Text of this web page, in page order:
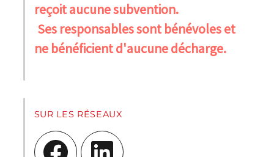
reçoit aucune subvention.
Ses responsables sont bénévoles et
ne bénéficient d'aucune décharge.
SUR LES RÉSEAUX
Facebook LinkedIn